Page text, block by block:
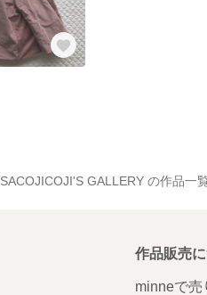
SACOJICOJI'S GALLERY の作品一
作品販売
minneで売